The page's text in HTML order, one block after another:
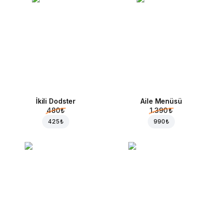
İkili Dodster
480 ₺
425 ₺
Aile Menüsü
1.390 ₺
990 ₺